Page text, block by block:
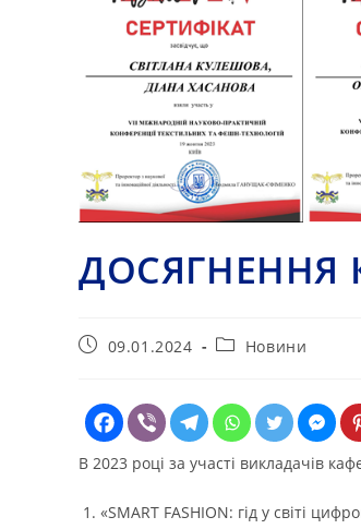
ДОСЯГНЕННЯ
Запис09.01.2024
Категорія
Новини
В 2023 році за участі викладачів
«SMART FASHION: гід у світі